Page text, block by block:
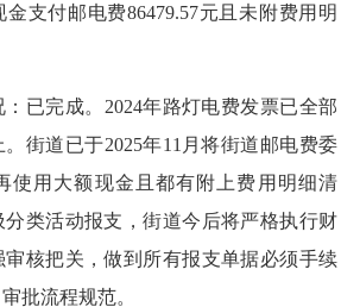
金支付邮电费86479.57元且未附费用明
完成。2024年路灯电费发票已全部
街道已于2025年11月将街道邮电费委
使用大额现金且都有附上费用明细清
类活动报支，街道今后将严格执行财
核把关，做到所有报支单据必须手续
批流程规范。